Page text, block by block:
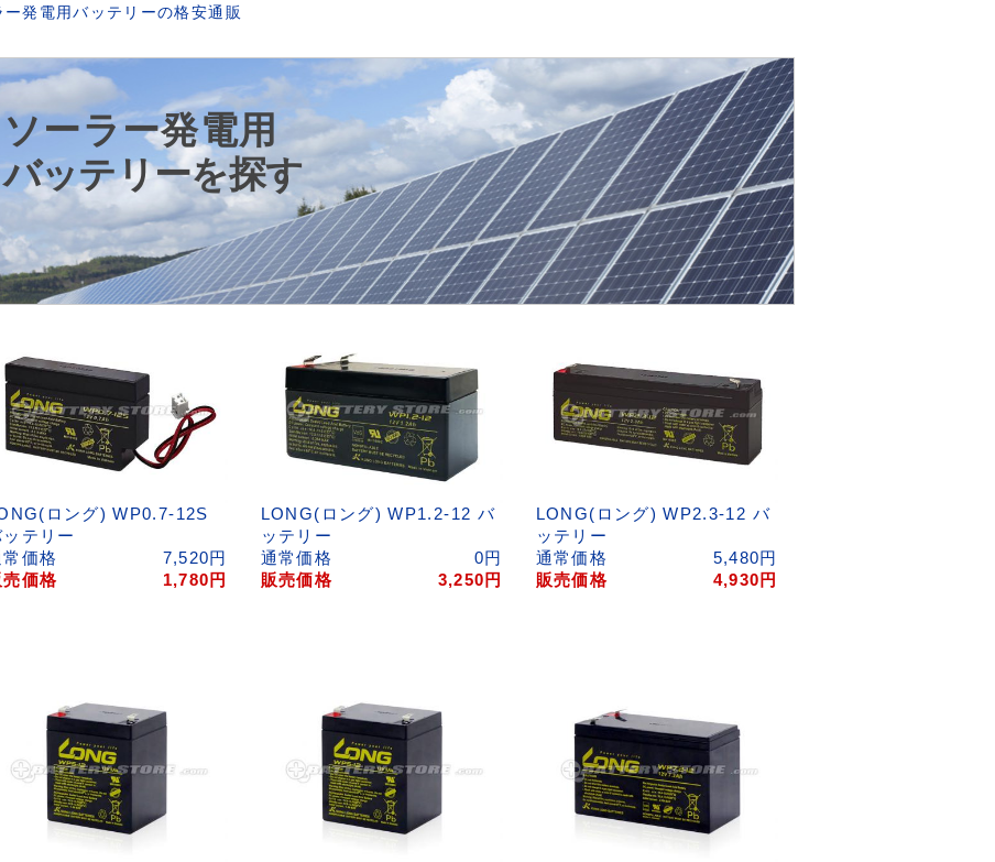
ー発電用バッテリーの格安通販
ソーラー発電用
バッテリーを探す
ロング) WP0.7-12S
ッテリー
価格
7,520円
売価格
1,780 円
LONG(ロング) WP1.2-12 バ
ッテリー
通常価格
0円
販売価格
3,250 円
LONG(ロング) WP2.3-12 バ
ッテリー
通常価格
5,480円
販売価格
4,930 円